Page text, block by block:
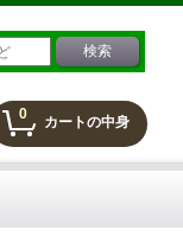
0 カートの中身